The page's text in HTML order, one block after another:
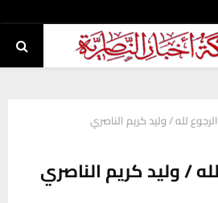
لله / وليد كريم الناصري
/ وليد كريم الناصري